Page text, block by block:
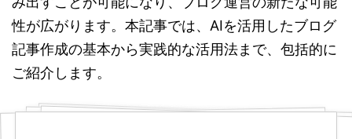
性が広がります。本記事では、AIを活用したブログ
記事作成の基本から実践的な活用法まで、包括的に
ご紹介します。